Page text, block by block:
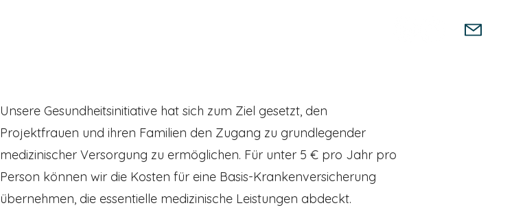
Unsere Gesundheitsinitiative hat sich zum Ziel gesetzt, den
Projektfrauen und ihren Familien den Zugang zu grundlegender
medizinischer Versorgung zu ermöglichen. Für unter 5 € pro Jahr pro
Person können wir die Kosten für eine Basis-Krankenversicherung
übernehmen, die essentielle medizinische Leistungen abdeckt.